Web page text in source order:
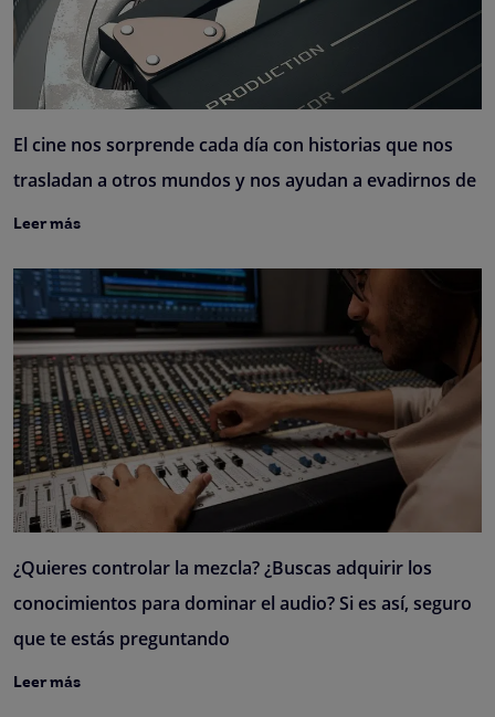
El cine nos sorprende cada día con historias que nos
trasladan a otros mundos y nos ayudan a evadirnos de
Leer más
¿Quieres controlar la mezcla? ¿Buscas adquirir los
conocimientos para dominar el audio? Si es así, seguro
que te estás preguntando
Leer más